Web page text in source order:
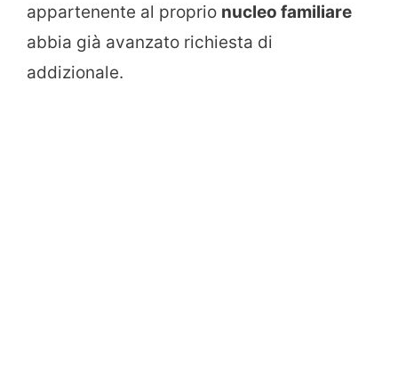
appartenente al proprio nucleo familiare
abbia già avanzato richiesta di
addizionale.